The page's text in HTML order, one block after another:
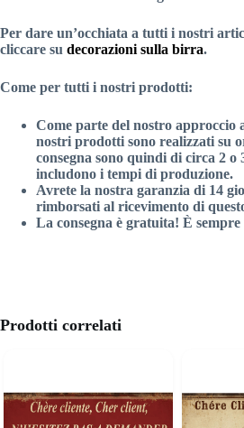
Per dare un’occhiata a tutti i nostri
cliccare su decorazioni sulla birra.
Come per tutti i nostri prodotti:
Come parte del nostro approccio
nostri prodotti sono realizzati su
consegna sono quindi di circa 2 o
includono i tempi di produzione.
Avrete la nostra garanzia di 14
rimborsati al ricevimento di
La consegna è gratuita! È
Prodotti correlati